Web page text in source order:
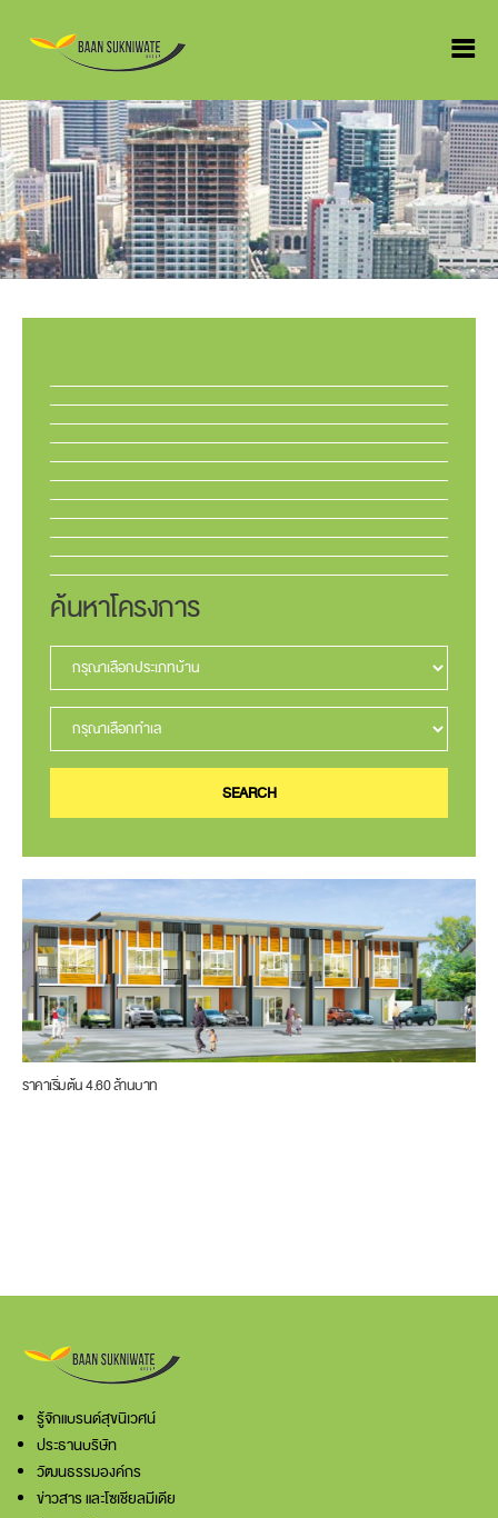
ค้นหาโครงการ
SEARCH
ราคาเริ่มต้น 4.60 ล้านบาท
รู้จักแบรนด์สุขนิเวศน์
ประธานบริษัท
วัฒนธรรมองค์กร
ข่าวสาร และโซเชียลมีเดีย